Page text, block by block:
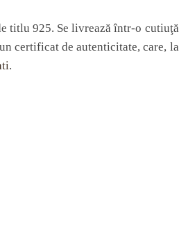
titlu 925. Se livrează într-o cutiuţă
certificat de autenticitate, care, la
.